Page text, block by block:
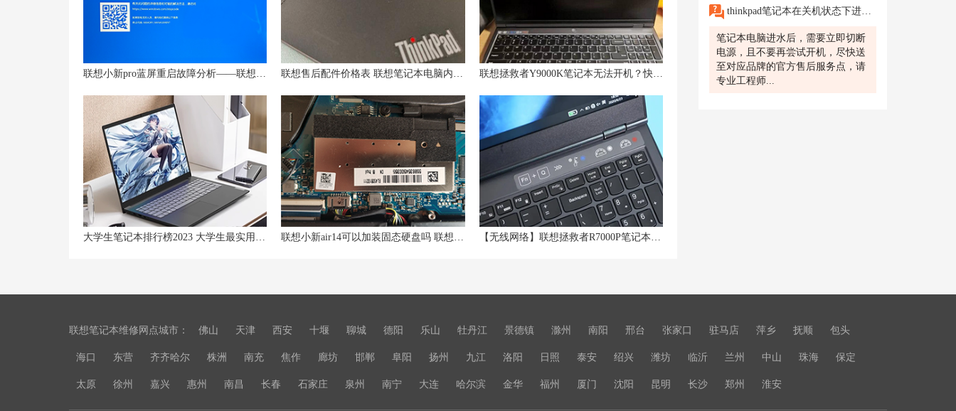
联想拯救者Y9000K笔记本无法开机？快速解决方案一网打尽！
thinkpad笔记本在关机状态下进水了?
笔记本电脑进水后，需要立即切断
电源，且不要再尝试开机，尽快送
至对应品牌的官方售后服务点，请
专业工程师...
联想笔记本维修网点城市： 佛山 天津 西安 十堰 聊城 德阳 乐山 牡丹江 景德镇 滁州 南阳 邢台 张家口 驻马店 萍乡 抚顺 包头
海口 东营 齐齐哈尔 株洲 南充 焦作 廊坊 邯郸 阜阳 扬州 九江 洛阳 日照 泰安 绍兴 潍坊 临沂 兰州 中山 珠海 保定
太原 徐州 嘉兴 惠州 南昌 长春 石家庄 泉州 南宁 大连 哈尔滨 金华 福州 厦门 沈阳 昆明 长沙 郑州 淮安